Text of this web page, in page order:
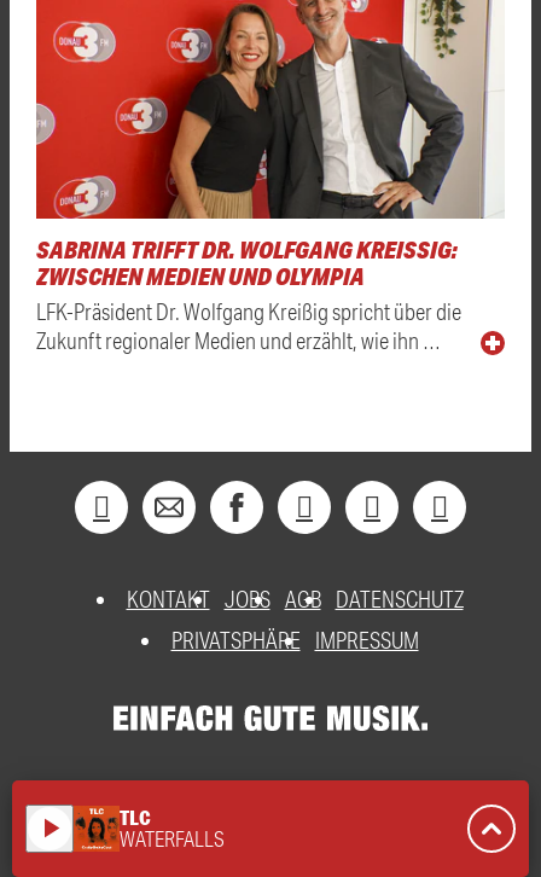
SABRINA TRIFFT DR. WOLFGANG KREISSIG: Z
WISCHEN MEDIEN UND OLYMPIA
LFK-Präsident Dr. Wolfgang Kreißig spricht über die
Zukunft regionaler Medien und erzählt, wie ihn …
KONTAKT JOBS AGB DATENSCHUTZ
PRIVATSPHÄRE
IMPRESSUM
play_arrow TLC
WATERFALLS